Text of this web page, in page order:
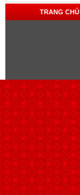
TRANG CHỦ